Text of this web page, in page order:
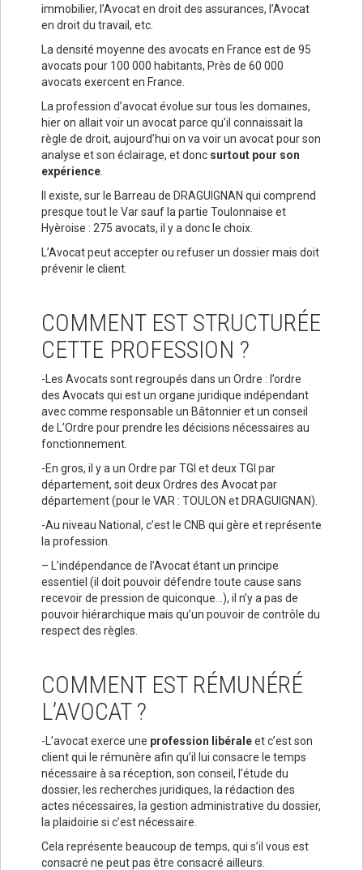
immobilier, l’Avocat en droit des assurances, l’Avocat
en droit du travail, etc.
La densité moyenne des avocats en France est de 95
avocats pour 100 000 habitants, Près de 60 000
avocats exercent en France.
La profession d’avocat évolue sur tous les domaines,
hier on allait voir un avocat parce qu’il connaissait la
règle de droit, aujourd’hui on va voir un avocat pour son
analyse et son éclairage, et donc surtout pour son
expérience
Il existe, sur le Barreau de DRAGUIGNAN qui comprend
presque tout le Var sauf la partie Toulonnaise et
Hyèroise : 275 avocats, il y a donc le choix.
L’Avocat peut accepter ou refuser un dossier mais doit
prévenir le client.
COMMENT EST STRUCTURÉE
CETTE PROFESSION ?
-Les Avocats sont regroupés dans un Ordre : l’ordre
des Avocats qui est un organe juridique indépendant
avec comme responsable un Bâtonnier et un conseil
de L’Ordre pour prendre les décisions nécessaires au
fonctionnement.
-En gros, il y a un Ordre par TGI et deux TGI par
département, soit deux Ordres des Avocat par
département (pour le VAR : TOULON et DRAGUIGNAN).
-Au niveau National, c’est le CNB qui gère et représente
la profession.
– L’indépendance de l’Avocat étant un principe
essentiel (il doit pouvoir défendre toute cause sans
recevoir de pression de quiconque…), il n’y a pas de
pouvoir hiérarchique mais qu’un pouvoir de contrôle du
respect des règles.
COMMENT EST RÉMUNÉRÉ
L’AVOCAT ?
-L’avocat exerce une profession libéraleet c’est son
client qui le rémunère afin qu’il lui consacre le temps
nécessaire à sa réception, son conseil, l’étude du
dossier, les recherches juridiques, la rédaction des
actes nécessaires, la gestion administrative du dossier,
la plaidoirie si c’est nécessaire.
Cela représente beaucoup de temps, qui s’il vous est
consacré ne peut pas être consacré ailleurs.